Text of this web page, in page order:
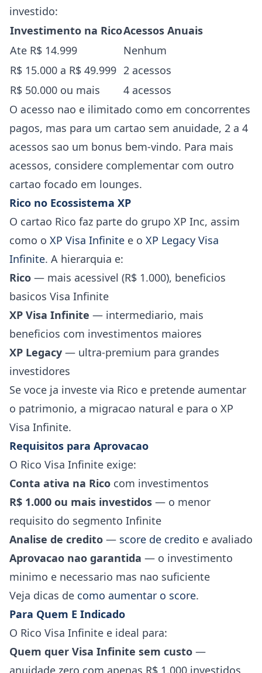
investido:
Investimento na RicoAcessos Anuais
Ate R$ 14.999
Nenhum
R$ 15.000 a R$ 49.999 2 acessos
R$ 50.000 ou mais
4 acessos
O acesso nao e ilimitado como em concorrentes
pagos, mas para um cartao sem anuidade, 2 a 4
acessos sao um bonus bem-vindo. Para mais
acessos, considere complementar com outro
cartao focado em lounges.
Rico no Ecossistema XP
O cartao Rico faz parte do grupo XP Inc, assim
como o XP Visa Infinite e o XP Legacy Visa
Infinite. A hierarquia e:
Rico — mais acessivel (R$ 1.000), beneficios
basicos Visa Infinite
XP Visa Infinite — intermediario, mais
beneficios com investimentos maiores
XP Legacy — ultra-premium para grandes
investidores
Se voce ja investe via Rico e pretende aumentar
o patrimonio, a migracao natural e para o XP
Visa Infinite.
Requisitos para Aprovacao
O Rico Visa Infinite exige:
Conta ativa na Rico com investimentos
R$ 1.000 ou mais investidos — o menor
requisito do segmento Infinite
Analise de credito — score de credito e avaliado
Aprovacao nao garantida — o investimento
minimo e necessario mas nao suficiente
Veja dicas de como aumentar o score.
Para Quem E Indicado
O Rico Visa Infinite e ideal para:
Quem quer Visa Infinite sem custo —
anuidade zero com apenas R$ 1.000 investidos